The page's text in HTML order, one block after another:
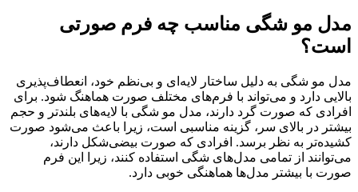
مدل مو شگی مناسب چه فرم صورتی
است؟
مدل مو شگی به دلیل ساختار لایه‌ای و بی‌نظم خود، انعطاف‌پذیری
بالایی دارد و می‌تواند با فرم‌های مختلف صورت هماهنگ شود. برای
افرادی که صورت گرد دارند، مدل مو شگی با لایه‌های بلندتر و حجم
بیشتر در بالای سر، گزینه مناسبی است، زیرا باعث می‌شود صورت
کشیده‌تر به نظر برسد. افرادی که صورت بیضی‌شکل دارند،
می‌توانند از تمامی مدل‌های شگی استفاده کنند، زیرا این فرم
صورت با بیشتر مدل‌ها هماهنگی خوبی دارد.